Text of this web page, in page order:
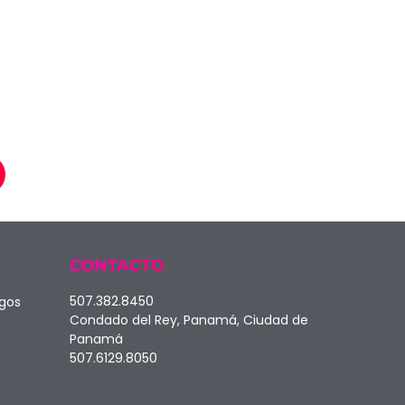
CONTACTO
507.382.8450
Condado del Rey, Panamá, Ciudad de
Panamá
507.6129.8050